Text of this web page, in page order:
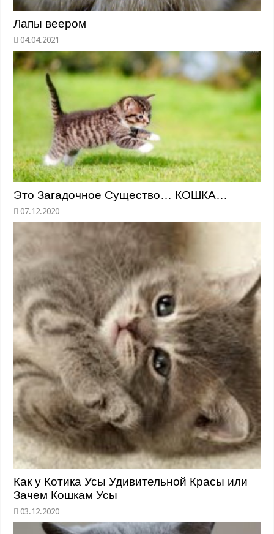
Лапы веером
Это Загадочное Существо… КОШКА…
Как у Котика Усы Удивительной Красы или
Зачем Кошкам Усы